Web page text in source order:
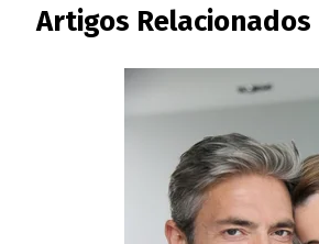
Artigos Relacionados